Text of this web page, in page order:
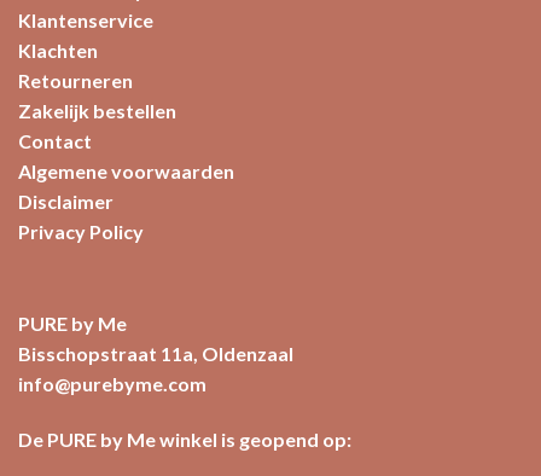
Klantenservice
Klachten
Retourneren
Zakelijk bestellen
Contact
Algemene voorwaarden
Disclaimer
Privacy Policy
PURE by Me
Bisschopstraat 11a, Oldenzaal
info@purebyme.com
De PURE by Me winkel is geopend op: